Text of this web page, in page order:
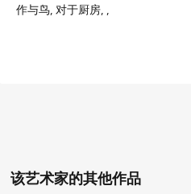
作与鸟 对于厨房
该艺术家的其他作品